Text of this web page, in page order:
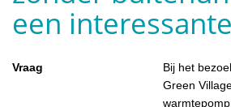
een
Vraag
Bij het
Green